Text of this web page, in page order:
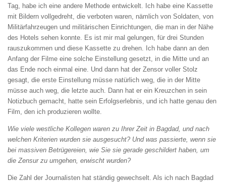
Tag, habe ich eine andere Methode entwickelt. Ich habe eine Kassette
mit Bildern vollgedreht, die verboten waren, nämlich von Soldaten, von
Militärfahrzeugen und militärischen Einrichtungen, die man in der Nähe
des Hotels sehen konnte. Es ist mir mal gelungen, für drei Stunden
rauszukommen und diese Kassette zu drehen. Ich habe dann an den
Anfang der Filme eine solche Einstellung gesetzt, in die Mitte und an
das Ende noch einmal eine. Und dann hat der Zensor voller Stolz
gesagt, die erste Einstellung müsse natürlich weg, die in der Mitte
müsse auch weg, die letzte auch. Dann hat er ein Kreuzchen in sein
Notizbuch gemacht, hatte sein Erfolgserlebnis, und ich hatte genau den
Film, den ich produzieren wollte.
Wie viele westliche Kollegen waren zu Ihrer Zeit in Bagdad, und nach
welchen Kriterien wurden sie ausgesucht? Und was passierte, wenn sie
bei massiven Betrügereien, wie Sie sie gerade geschildert haben, um
die Zensur zu umgehen, erwischt wurden?
Die Zahl der Journalisten hat ständig gewechselt. Als ich nach Bagdad